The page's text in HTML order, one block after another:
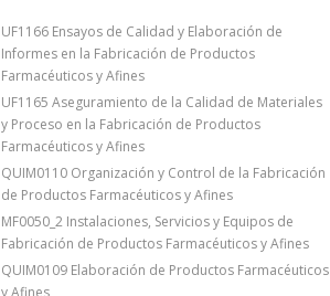
UF1166 Ensayos de Calidad y Elaboración de
Informes en la Fabricación de Productos
Farmacéuticos y Afines
UF1165 Aseguramiento de la Calidad de Materiales
y Proceso en la Fabricación de Productos
Farmacéuticos y Afines
QUIM0110 Organización y Control de la Fabricación
de Productos Farmacéuticos y Afines
MF0050_2 Instalaciones, Servicios y Equipos de
Fabricación de Productos Farmacéuticos y Afines
QUIM0109 Elaboración de Productos Farmacéuticos
y Afines